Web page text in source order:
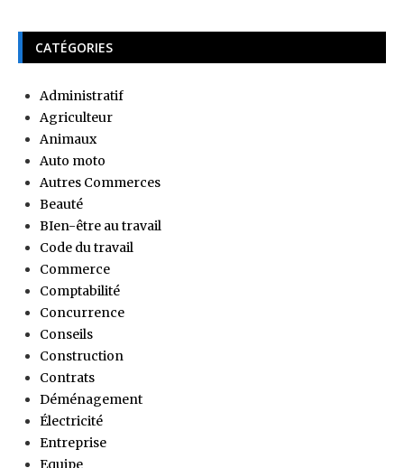
CATÉGORIES
Administratif
Agriculteur
Animaux
Auto moto
Autres Commerces
Beauté
BIen-être au travail
Code du travail
Commerce
Comptabilité
Concurrence
Conseils
Construction
Contrats
Déménagement
Électricité
Entreprise
Equipe